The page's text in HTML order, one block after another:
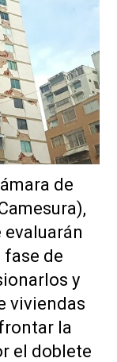
de
fase de
y
viviendas
la
el doblete